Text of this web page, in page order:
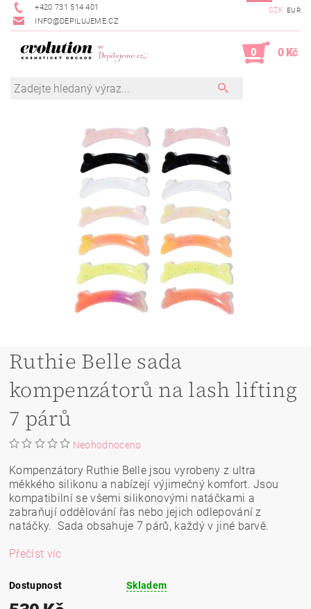
+420 731 514 401
INFO@DEPILUJEME.CZ
CZK EUR
0 0 Kč
Ruthie Belle sada
kompenzátorů na lash lifting
7 párů
Neohodnoceno
Kompenzátory Ruthie Belle jsou vyrobeny z ultra
měkkého silikonu a nabízejí výjimečný komfort. Jsou
kompatibilní se všemi silikonovými natáčkami a
zabraňují oddělování řas nebo jejich odlepování z
natáčky. Sada obsahuje 7 párů, každý v jiné barvě.
Přečíst víc
Dostupnost Skladem